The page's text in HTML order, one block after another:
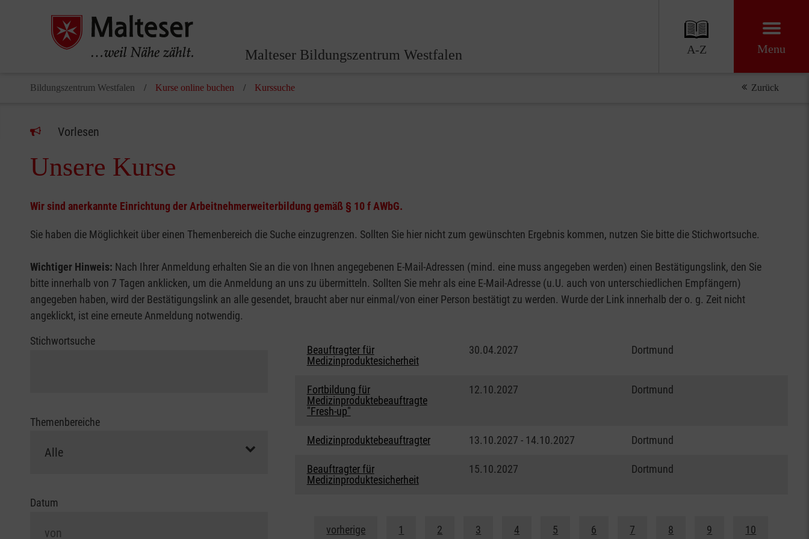
Malteser Bildungszentrum Westfalen A-Z Menu
Bildungszentrum Westfalen Kurse online buchen Kurssuche Zurück
Vorlesen
Unsere Kurse
Wir sind anerkannte Einrichtung der Arbeitnehmerweiterbildung gemäß § 10 f AWbG.
Sie haben die Möglichkeit über einen Themenbereich die Suche einzugrenzen. Sollten Sie hier nicht zum gewünschten Ergebnis kommen, nutzen Sie bitte die Stichwortsuche.
Wichtiger Hinweis: Nach Ihrer Anmeldung erhalten Sie an die von Ihnen angegebenen E-Mail-Adressen (mind. eine muss angegeben werden) einen Bestätigungslink, den Sie
bitte innerhalb von 7 Tagen anklicken, um die Anmeldung an uns zu übermitteln. Sollten Sie mehr als eine E-Mail-Adresse (u.U. auch von unterschiedlichen Empfängern)
angegeben haben, wird der Bestätigungslink an alle gesendet, braucht aber nur einmal/von einer Person bestätigt zu werden. Wurde der Link innerhalb der o. g. Zeit nicht
angeklickt, ist eine erneute Anmeldung notwendig.
Stichwortsuche
Themenbereiche
Datum
Beauftragter für
Medizinproduktesicherheit
30.04.2027 Dortmund
Fortbildung für
Medizinproduktebeauftragte
"Fresh-up"
12.10.2027 Dortmund
Medizinproduktebeauftragter 13.10.2027 - 14.10.2027 Dortmund
Beauftragter für
Medizinproduktesicherheit
15.10.2027 Dortmund
vorherige 1 2 3 4 5 6 7 8 9 10